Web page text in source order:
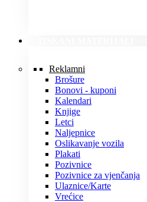
Reklamni
Brošure
Bonovi - kuponi
Kalendari
Knjige
Letci
Naljepnice
Oslikavanje vozila
Plakati
Pozivnice
Pozivnice za vjenčanja
Ulaznice/Karte
Vrećice